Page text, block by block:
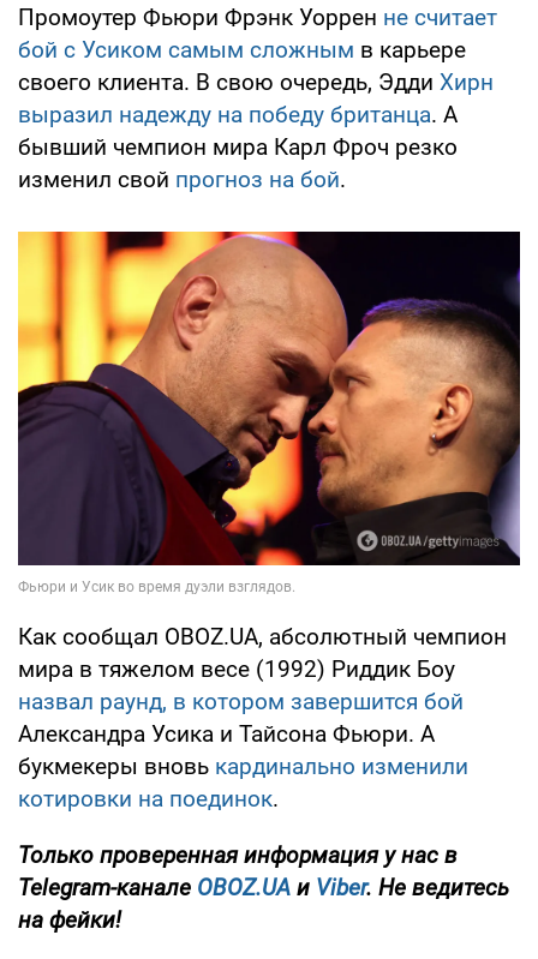
Промоутер Фьюри Фрэнк Уоррен не считает
бой с Усиком самым сложным в карьере
своего клиента. В свою очередь, Эдди Хирн
выразил надежду на победу британца. А
бывший чемпион мира Карл Фроч резко
изменил свой прогноз на бой.
Как сообщал OBOZ.UA, абсолютный чемпион
мира в тяжелом весе (1992) Риддик Боу
назвал раунд, в котором завершится бой
Александра Усика и Тайсона Фьюри. А
букмекеры вновь кардинально изменили
котировки на поединок.
Только проверенная информация у нас в
Telegram-канале OBOZ.UA и Viber. Не ведитесь
на фейки!